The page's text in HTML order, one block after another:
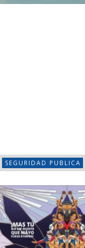
SEGURIDAD PUBLICA